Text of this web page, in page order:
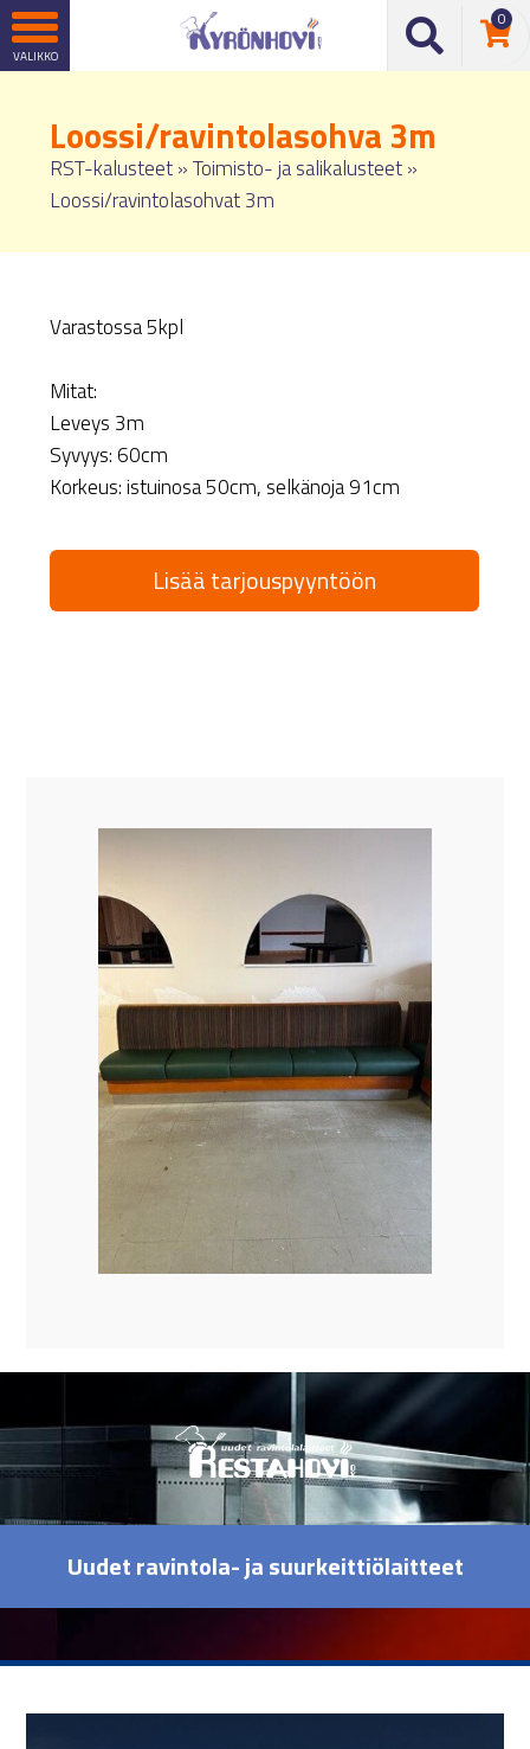
0
Loossi/ravintolasohva 3m
RST-kalusteet»Toimisto- ja salikalusteet»
Loossi/ravintolasohvat 3m
Varastossa 5kpl
Mitat:
Leveys 3m
Syvyys: 60cm
Korkeus: istuinosa 50cm, selkänoja 91cm
Lisää tarjouspyyntöön
Uudet ravintola- ja suurkeittiölaitteet